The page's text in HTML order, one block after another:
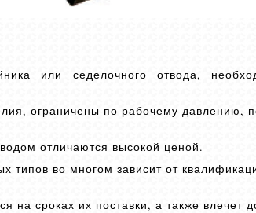
или седелочного отвода,
ограничены по рабочему давлению,
отличаются высокой ценой.
типов во многом зависит от
на сроках их поставки, а также влечет